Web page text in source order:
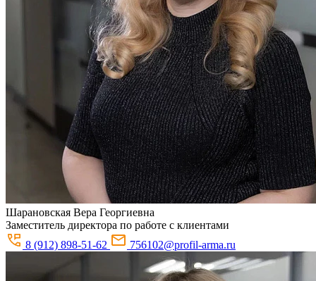
Шарановская Вера Георгиевна
Заместитель директора по работе с клиентами
8 (912) 898-51-62
756102@profil-arma.ru